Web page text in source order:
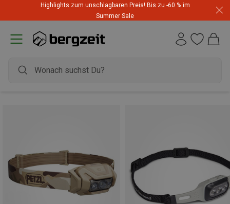
Highlights zum unschlagbaren Preis! Bis zu -60 % im
Summer Sale